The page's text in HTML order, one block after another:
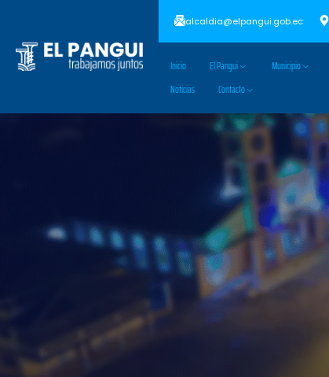
alcaldia@elpangui.gob.ec
Inicio El Pangui Municipio
Noticias
Contacto